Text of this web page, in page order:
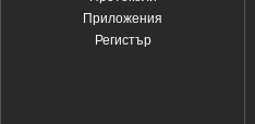
Приложения
Регистър